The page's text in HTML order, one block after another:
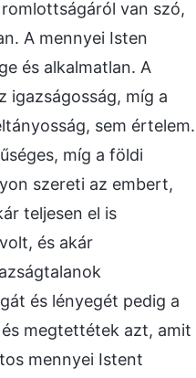
van szó,
A mennyei Isten
és alkalmatlan. A
igazságosság, míg a
sem értelem.
míg a földi
szereti az embert,
teljesen el is
és akár
és lényegét pedig a
megtettétek azt, amit
mennyei Istent